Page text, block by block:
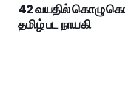
42 வயதில் கொழு
தமிழ் பட நாயகி